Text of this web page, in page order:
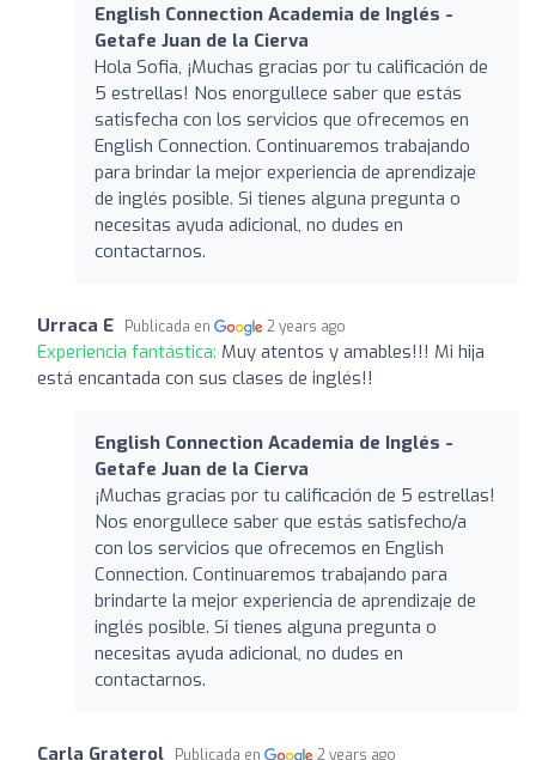
English Connection Academia de Inglés -
Getafe Juan de la Cierva
Hola Sofia, ¡Muchas gracias por tu calificación de
5 estrellas! Nos enorgullece saber que estás
satisfecha con los servicios que ofrecemos en
English Connection. Continuaremos trabajando
para brindar la mejor experiencia de aprendizaje
de inglés posible. Si tienes alguna pregunta o
necesitas ayuda adicional, no dudes en
contactarnos.
Urraca E Publicada en 2 years ago
Experiencia fantástica: Muy atentos y amables!!! Mi hija
está encantada con sus clases de inglés!!
English Connection Academia de Inglés -
Getafe Juan de la Cierva
¡Muchas gracias por tu calificación de 5 estrellas!
Nos enorgullece saber que estás satisfecho/a
con los servicios que ofrecemos en English
Connection. Continuaremos trabajando para
brindarte la mejor experiencia de aprendizaje de
inglés posible. Si tienes alguna pregunta o
necesitas ayuda adicional, no dudes en
contactarnos.
Carla Graterol Publicada en 2 years ago